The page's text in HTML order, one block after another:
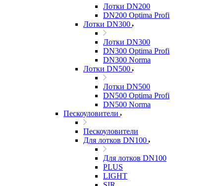
Лотки DN200
DN200 Optima Profi
Лотки DN300
Лотки DN300
DN300 Optima Profi
DN300 Norma
Лотки DN500
Лотки DN500
DN500 Optima Profi
DN500 Norma
Пескоуловители
Пескоуловители
Для лотков DN100
Для лотков DN100
PLUS
LIGHT